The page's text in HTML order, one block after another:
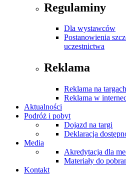
Regulaminy
Dla wystawców
Postanowienia
uczestnictwa
Reklama
Reklama na targach
Reklama w
Aktualności
Podróż i pobyt
Dojazd na targi
Deklaracja
Media
Akredytacja dla
Materiały do
Kontakt